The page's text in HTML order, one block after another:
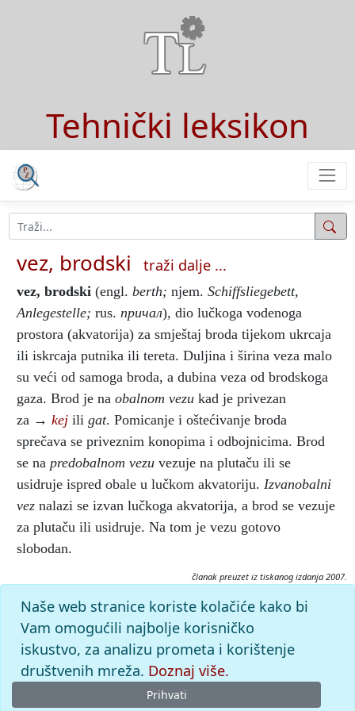
Tehnički leksikon
vez, brodski traži dalje ...
vez, brodski (engl. berth; njem. Schiffsliegebett,
Anlegestelle; rus. причал), dio lučkoga vodenoga
prostora (akvatorija) za smještaj broda tijekom ukrcaja
ili iskrcaja putnika ili tereta. Duljina i širina veza malo
su veći od samoga broda, a dubina veza od brodskoga
gaza. Brod je na obalnom vezu kad je privezan
za → kej ili gat. Pomicanje i oštećivanje broda
sprečava se priveznim konopima i odbojnicima. Brod
se na predobalnom vezu vezuje na plutaču ili se
usidruje ispred obale u lučkom akvatoriju. Izvanobalni
vez nalazi se izvan lučkoga akvatorija, a brod se vezuje
za plutaču ili usidruje. Na tom je vezu gotovo
slobodan.
članak preuzet iz tiskanog izdanja 2007.
Citiranje:
vez, brodski.
Tehnički leksikon (2007), mrežno izdanje.
Leksikografski zavod Miroslav Krleža, 2026. Pristupljeno
8.8.2026. <https://tehnicki.lzmk.hr/clanak/vez-brodski>.
Naše web stranice koriste kolačiće kako bi
Vam omogućili najbolje korisničko
iskustvo, za analizu prometa i korištenje
društvenih mreža. Doznaj više.
Prihvati
© 2026Leksikografski zavodMiroslav Krleža